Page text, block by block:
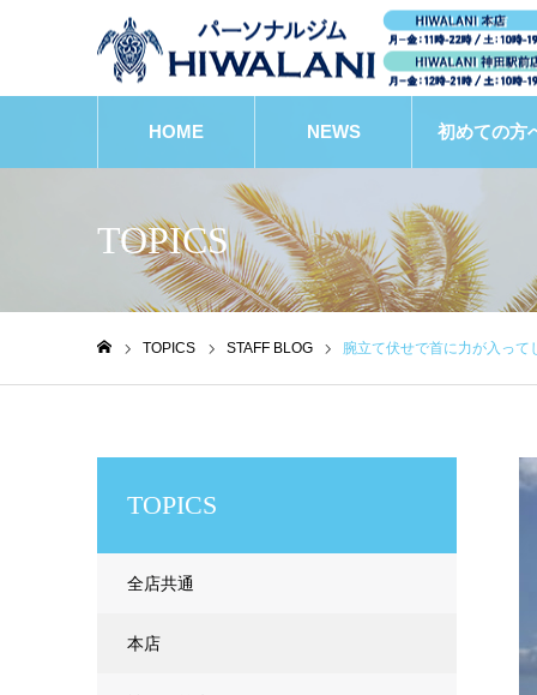
HOME NEWS 初めての方
TOPICS
TOPICS STAFF BLOG 腕立て伏せで首に力が入って
TOPICS
全店共通
本店